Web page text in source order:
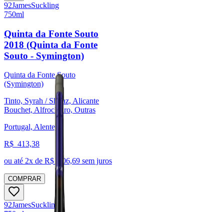
92JamesSuckling
750ml
Quinta da Fonte Souto
2018 (Quinta da Fonte
Souto - Symington)
Quinta da Fonte Souto
(Symington)
Tinto, Syrah / Shiraz, Alicante
Bouchet, Alfrocheiro, Outras
Portugal, Alentejo
R$ 413,38
ou até 2x de R$ 206,69 sem juros
COMPRAR
92JamesSuckling